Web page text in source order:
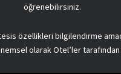
öğrenebilirsiniz.
özellikleri bilgilendirme
olarak Otel’ler